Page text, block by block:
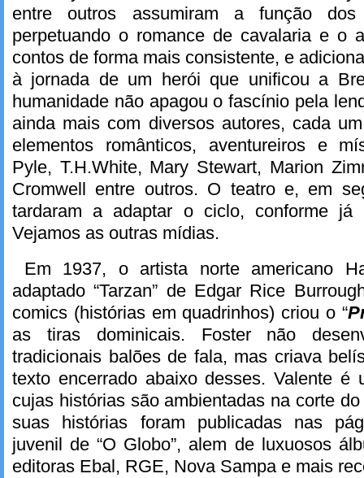
entre outros assumiram a função dos
perpetuando o romance de cavalaria e o
contos de forma mais consistente, e
à jornada de um herói que unificou a
humanidade não apagou o fascínio pela
ainda mais com diversos autores, cada
elementos românticos, aventureiros e
Pyle, T.H.White, Mary Stewart, Marion
Cromwell entre outros. O teatro e, em
tardaram a adaptar o ciclo, conforme já
Vejamos as outras mídias.
Em 1937, o artista norte americano
adaptado “Tarzan” de Edgar Rice
comics (histórias em quadrinhos) criou o “
as tiras dominicais. Foster não
tradicionais balões de fala, mas criava
texto encerrado abaixo desses. Valente é
cujas histórias são ambientadas na corte
suas histórias foram publicadas nas
juvenil de “O Globo”, alem de luxuosos
editoras Ebal, RGE, Nova Sampa e mais